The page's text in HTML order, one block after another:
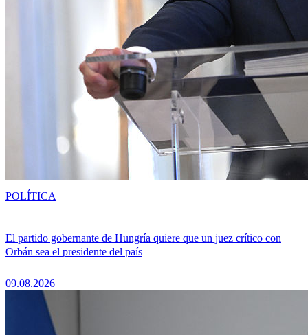
El partido gobernante de Hungría quiere que un juez crítico con
Orbán sea el presidente del país
09.08.2026
POLÍTICA